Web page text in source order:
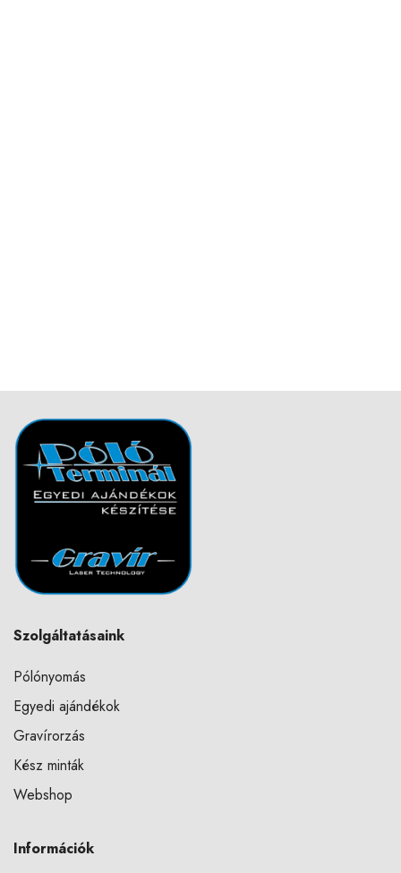
Szolgáltatásaink
Pólónyomás
Egyedi ajándékok
Gravírorzás
Kész minták
Webshop
Információk